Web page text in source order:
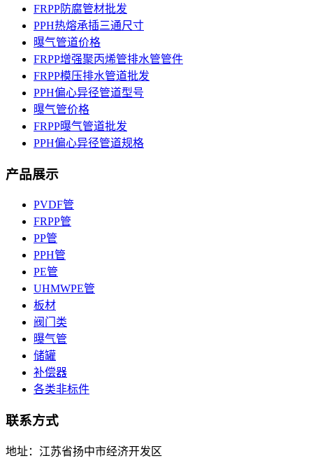
FRPP防腐管材批发
PPH热熔承插三通尺寸
曝气管道价格
FRPP增强聚丙烯管排水管管件
FRPP模压排水管道批发
PPH偏心异径管道型号
曝气管价格
FRPP曝气管道批发
PPH偏心异径管道规格
产品展示
PVDF管
FRPP管
PP管
PPH管
PE管
UHMWPE管
板材
阀门类
曝气管
储罐
补偿器
各类非标件
联系方式
地址：江苏省扬中市经济开发区